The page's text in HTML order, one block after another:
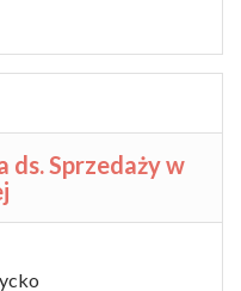
ds. Sprzedaży w